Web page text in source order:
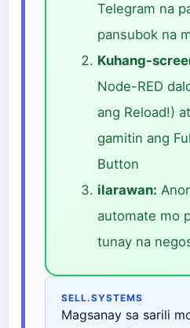
Telegram na
pansubok na
Kuhang-
Node-RED
ang Reload!)
gamitin ang
Button
ilarawan:
automate mo
tunay na
SELL.SYSTEMS
Magsanay sa sarili